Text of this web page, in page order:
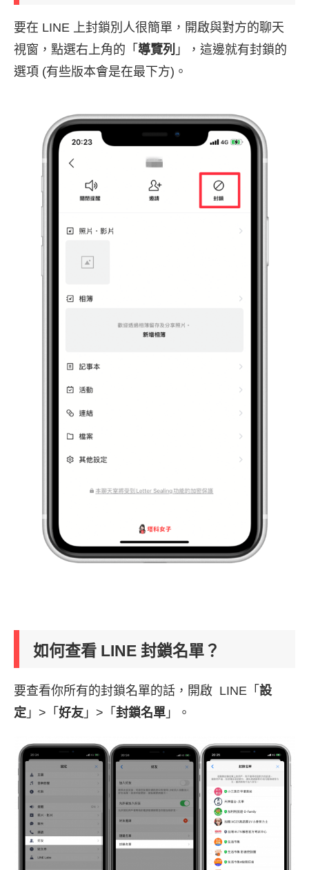
要在 LINE 上封鎖別人很簡單，開啟與對方的聊天
視窗，點選右上角的「 導覽列 」，這邊就有封鎖的
選項 (有些版本會是在最下方)。
如何查看 LINE 封鎖名單？
要查看你所有的封鎖名單的話，開啟 LINE「 設
定 」>「 好友 」>「 封鎖名單 」。